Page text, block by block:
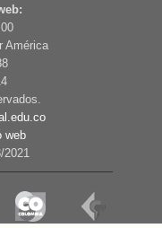
América
web
2021